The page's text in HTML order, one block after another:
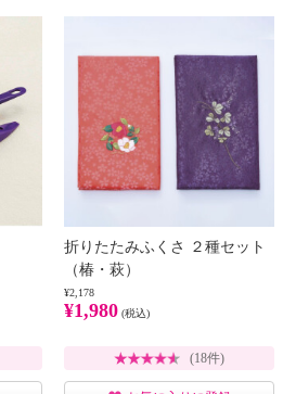
折りたたみふくさ ２種セット
（椿・萩）
¥2,178
¥1,980 (税込)
(18件)